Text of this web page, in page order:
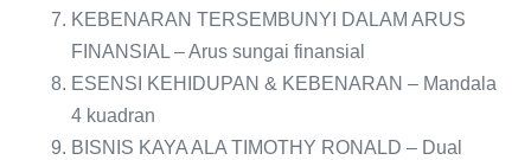
KEBENARAN TERSEMBUNYI DALAM ARUS
FINANSIAL – Arus sungai finansial
ESENSI KEHIDUPAN & KEBENARAN – Mandala
4 kuadran
BISNIS KAYA ALA TIMOTHY RONALD – Dual